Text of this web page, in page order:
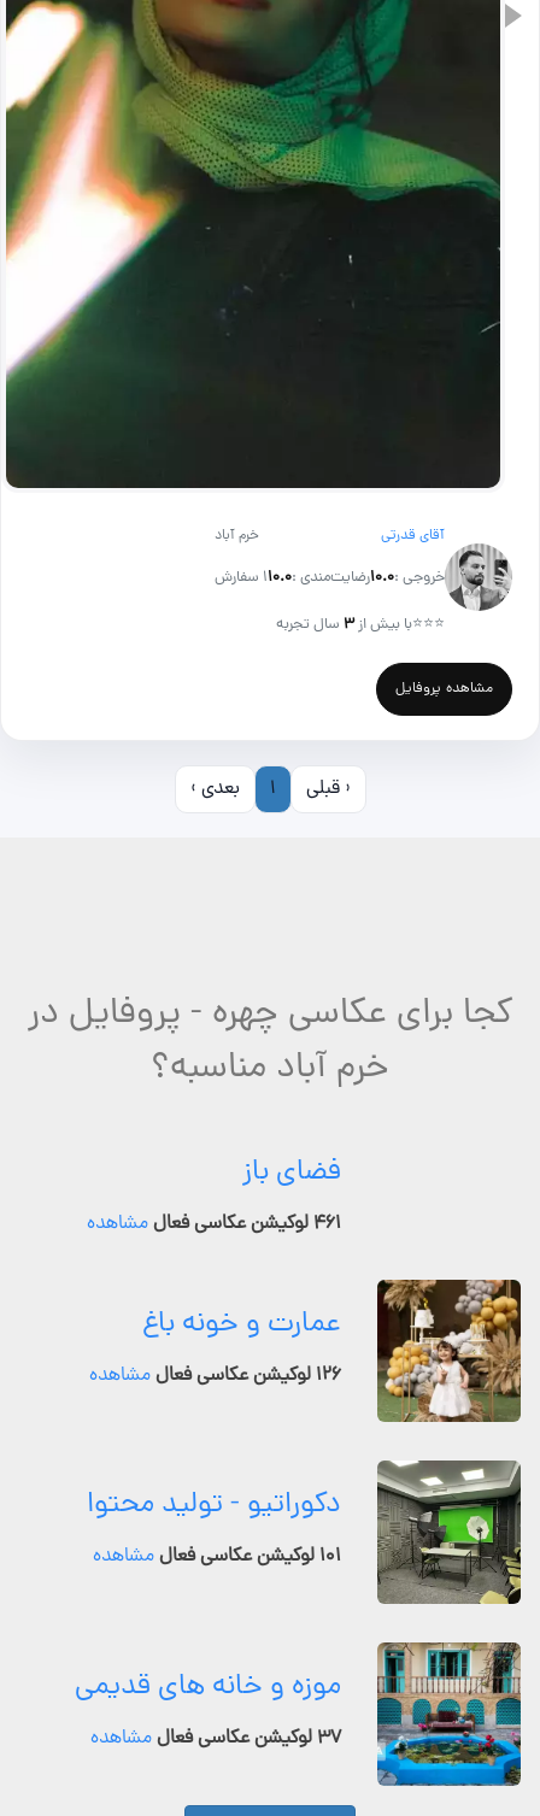
آقای قدرتی خرم آباد
خروجی :۱۰.۰رضایت‌مندی :۱۰.۰1 سفارش
⭐⭐⭐با بیش از۳ سال تجربه
مشاهده پروفایل
‹ قبلی 1 بعدی ›
کجا برای عکاسی چهره - پروفایل در
خرم آباد مناسبه؟
فضای باز
۴۶۱ لوکیشن عکاسی فعال مشاهده
عمارت و خونه باغ
۱۲۶ لوکیشن عکاسی فعال مشاهده
دکوراتیو - تولید محتوا
۱۰۱ لوکیشن عکاسی فعال مشاهده
موزه و خانه های قدیمی
۳۷ لوکیشن عکاسی فعال مشاهده